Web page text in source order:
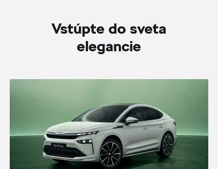
Vstúpte do sveta
elegancie